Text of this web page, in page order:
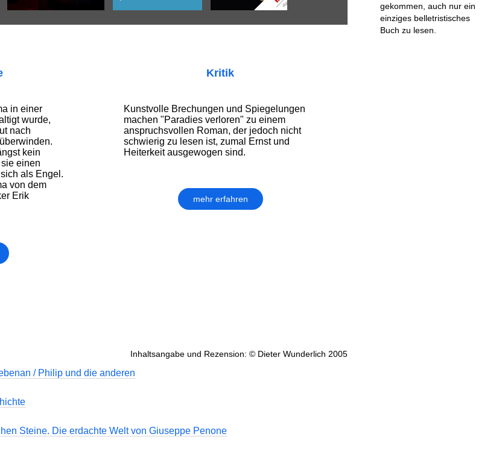
in einer
wurde,
nach
kein
einen
als Engel.
von dem
Erik
Kritik
Kunstvolle Brechungen und Spiegelungen
machen "Paradies verloren" zu einem
anspruchsvollen Roman, der jedoch nicht
schwierig zu lesen ist, zumal Ernst und
Heiterkeit ausgewogen sind.
mehr erfahren
Inhaltsangabe und Rezension: © Dieter Wunderlich 2005
/ Philip und die anderen
Steine. Die erdachte Welt von Giuseppe Penone
gekommen, auch nur ein
einziges belletristisches
Buch zu lesen.